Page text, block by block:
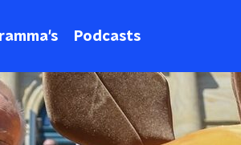
Podcasts